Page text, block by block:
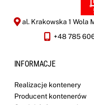
al. Krakowska 1 Wola
+48 785
INFORMACJE
Realizacje kontenery
Producent kontenerów